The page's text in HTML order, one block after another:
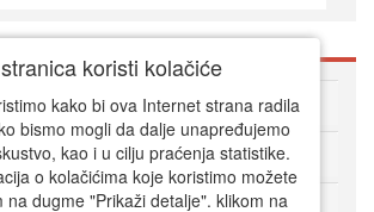
online
koristi kolačiće
kako bi ova Internet strana radila
bismo mogli da dalje unapređujemo
kao i u cilju praćenja statistike.
o kolačićima koje koristimo možete
na dugme "Prikaži detalje". klikom na